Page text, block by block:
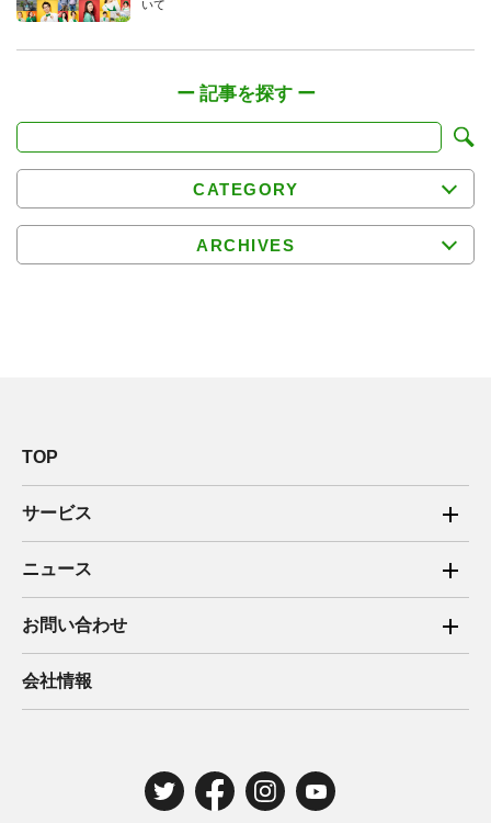
いて
CATEGORY
ARCHIVES
TOP
サービス
ご家庭向け電力サービス
法人向け脱炭素サービス
住宅用太陽光売電 卒FIT
ニュース
2025年
2024年
お問い合わせ
ご家庭向け電力サービス・卒FIT電気の売電
法人向け脱炭素サービス・新電力向けサービス
電気工事のお申込み
会社情報